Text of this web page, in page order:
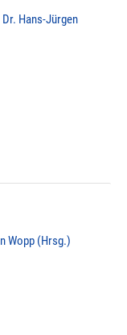
Hans-Jürgen
Wopp (Hrsg.)